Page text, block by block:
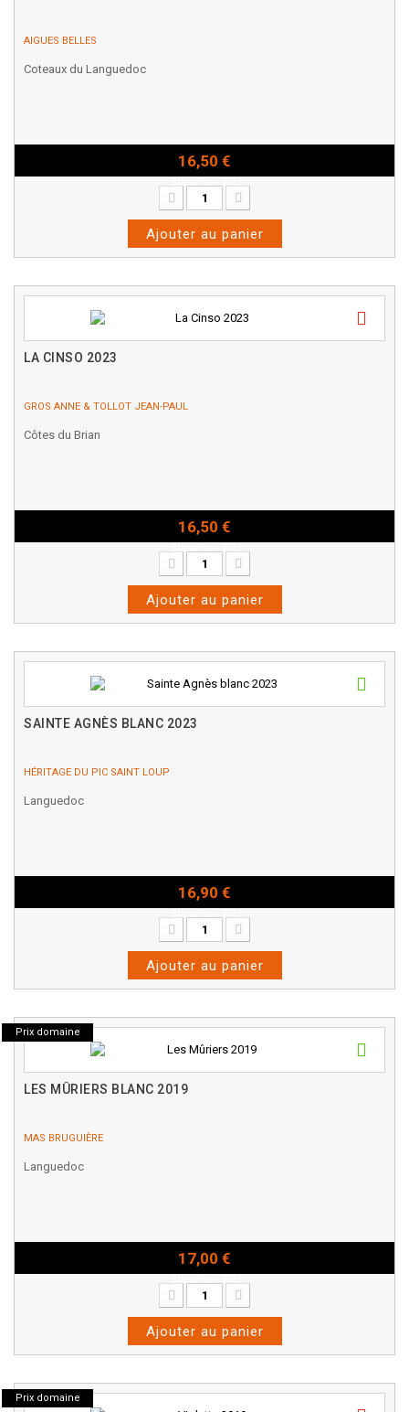
AIGUES BELLES
Coteaux du Languedoc
16,50 €
Ajouter au panier
LA CINSO 2023
GROS ANNE & TOLLOT JEAN-PAUL
Côtes du Brian
16,50 €
Ajouter au panier
SAINTE AGNÈS BLANC 2023
HÉRITAGE DU PIC SAINT LOUP
Languedoc
16,90 €
Ajouter au panier
Prix domaine
LES MÛRIERS BLANC 2019
MAS BRUGUIÈRE
Languedoc
17,00 €
Ajouter au panier
Prix domaine